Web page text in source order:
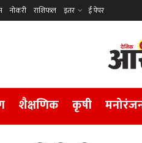
नोकरी राशिफल इतर ई पेपर
शैक्षणिक कृषी